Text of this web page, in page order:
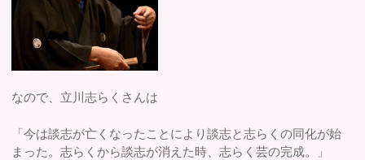
なので、立川志らくさんは
「今は談志が亡くなったことにより談志と志らくの同化が始
まった。志らくから談志が消えた時、志らく芸の完成。」